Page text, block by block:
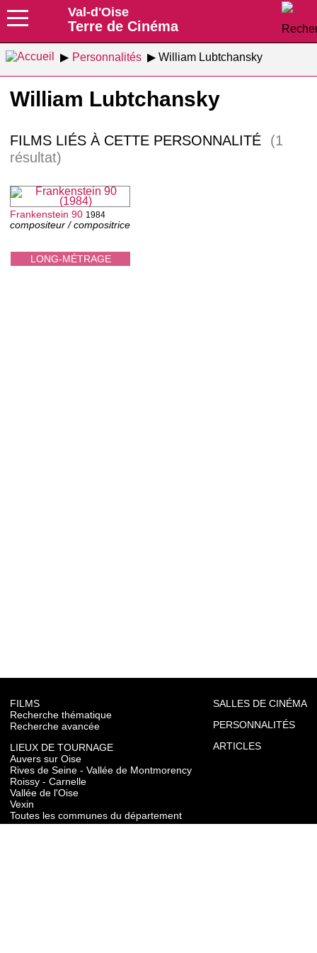
Val-d'Oise
Terre de Cinéma
Personnalités William Lubtchansky
William Lubtchansky
FILMS LIÉS À CETTE PERSONNALITÉ
(1
résultat)
LONG-MÉTRAGE
Frankenstein 90 1984
compositeur / compositrice
FILMS
Recherche thématique
Recherche avancée
LIEUX DE TOURNAGE
Auvers sur Oise
Rives de Seine - Vallée de Montmorency
Roissy - Carnelle
Vallée de l'Oise
Vexin
Toutes les communes du département
SALLES DE CINÉMA
PERSONNALITÉS
ARTICLES